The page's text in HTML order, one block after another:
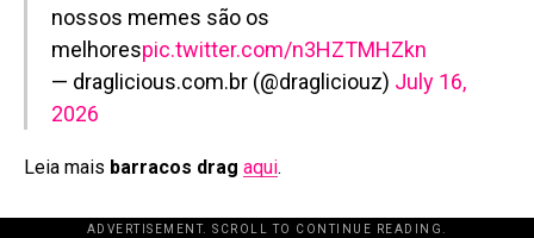
nossos memes são os
melhorespic.twitter.com/n3HZTMHZkn
— draglicious.com.br (@dragliciouz) July 16,
2026
Leia mais barracos drag aqui.
ADVERTISEMENT. SCROLL TO CONTINUE READING.